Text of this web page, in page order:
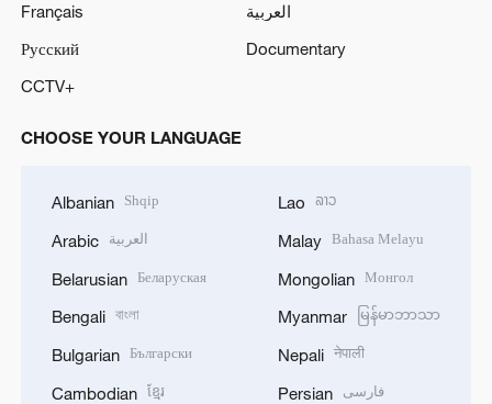
Français
العربية
Русский
Documentary
CCTV+
CHOOSE YOUR LANGUAGE
Albanian Shqip
Arabic العربية
Belarusian Беларуская
Bengali বাংলা
Bulgarian Български
Cambodian ខ្មែរ
Lao ລາວ
Malay Bahasa Melayu
Mongolian Монгол
Myanmar မြန်မာဘာသာ
Nepali नेपाली
Persian فارسی